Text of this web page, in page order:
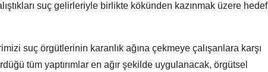
suç gelirleriyle birlikte kökünden kazınmak üzere hedef
suç örgütlerinin karanlık ağına çekmeye çalışanlara karşı
tüm yaptırımlar en ağır şekilde uygulanacak, örgütsel